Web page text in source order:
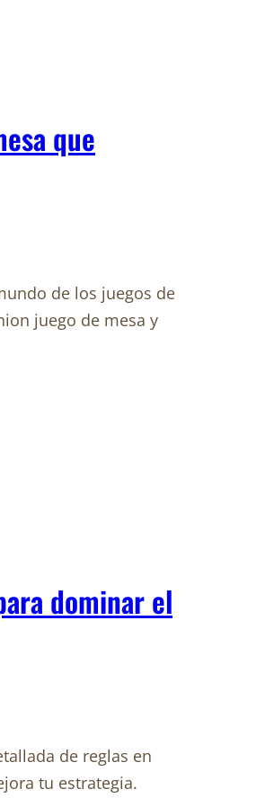
que
de los juegos de
juego de mesa y
dominar el
de reglas en
tu estrategia.